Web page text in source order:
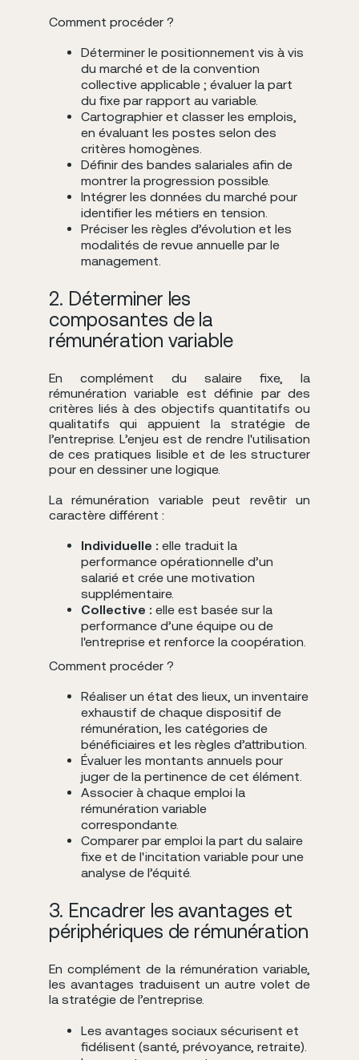
Comment procéder ?
Déterminer le positionnement vis à vis
du marché et de la convention
collective applicable ; évaluer la part
du fixe par rapport au variable.
Cartographier et classer les emplois,
en évaluant les postes selon des
critères homogènes.
Définir des bandes salariales afin de
montrer la progression possible.
Intégrer les données du marché pour
identifier les métiers en tension.
Préciser les règles d’évolution et les
modalités de revue annuelle par le
management.
2. Déterminer les
composantes de la
rémunération variable
En complément du salaire fixe, la
rémunération variable est définie par des
critères liés à des objectifs quantitatifs ou
qualitatifs qui appuient la stratégie de
l’entreprise. L’enjeu est de rendre l'utilisation
de ces pratiques lisible et de les structurer
pour en dessiner une logique.
La rémunération variable peut revêtir un
caractère différent :
Individuelle : elle traduit la
performance opérationnelle d’un
salarié et crée une motivation
supplémentaire.
Collective : elle est basée sur la
performance d’une équipe ou de
l'entreprise et renforce la coopération.
Comment procéder ?
Réaliser un état des lieux, un inventaire
exhaustif de chaque dispositif de
rémunération, les catégories de
bénéficiaires et les règles d’attribution.
Évaluer les montants annuels pour
juger de la pertinence de cet élément.
Associer à chaque emploi la
rémunération variable
correspondante.
Comparer par emploi la part du salaire
fixe et de l'incitation variable pour une
analyse de l’équité.
3. Encadrer les avantages et
périphériques de rémunération
En complément de la rémunération variable,
les avantages traduisent un autre volet de
la stratégie de l’entreprise.
Les avantages sociaux sécurisent et
fidélisent (santé, prévoyance, retraite).